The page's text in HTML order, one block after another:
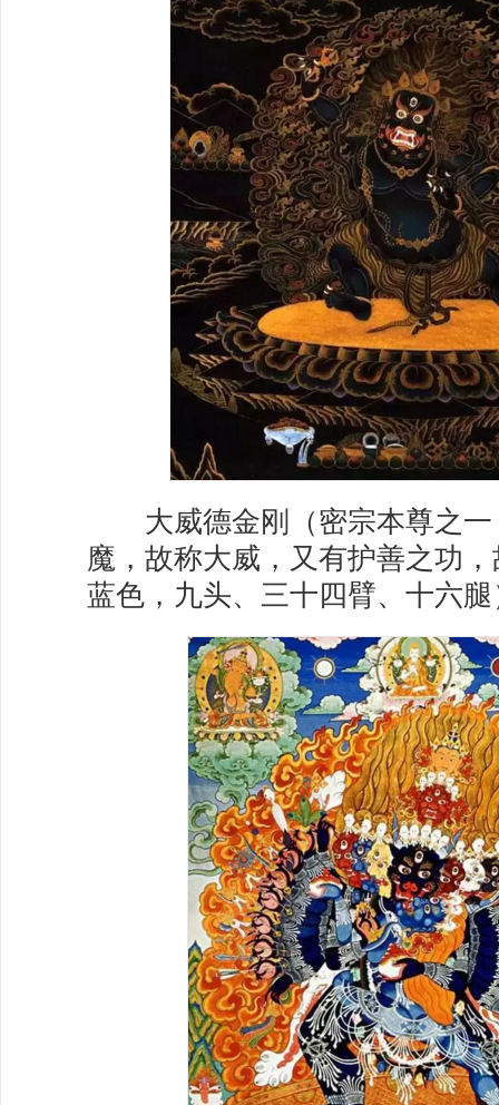
大威德金刚（密宗本尊之一
魔，故称大威，又有护善之功
蓝色，九头、三十四臂、十六腿